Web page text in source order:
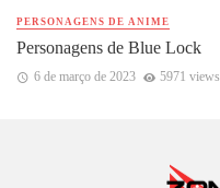
PERSONAGENS DE ANIME
Personagens de Blue Lock
6 de março de 2023 5971 views